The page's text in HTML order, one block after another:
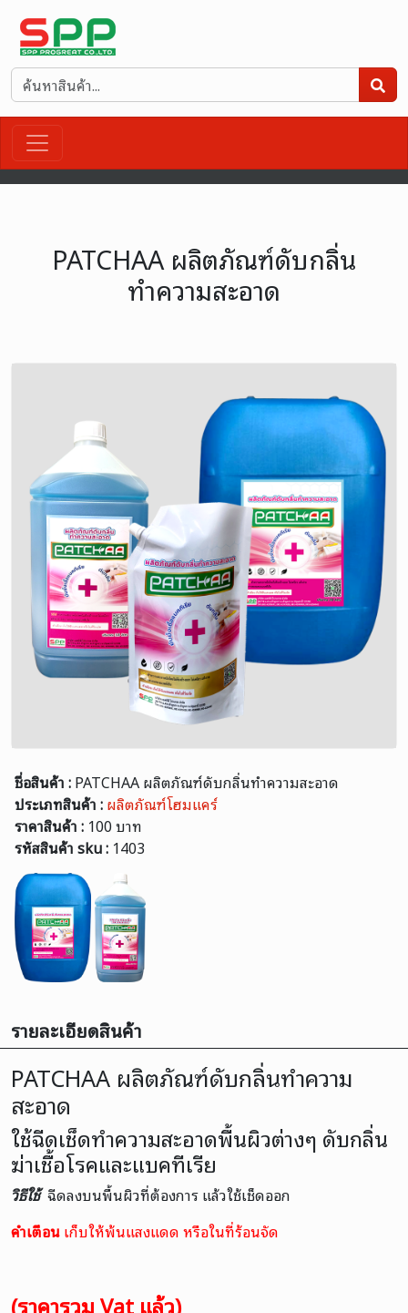
PATCHAA ผลิตภัณฑ์ดับกลิ่น
ทำความสะอาด
ชื่อสินค้า :PATCHAA ผลิตภัณฑ์ดับกลิ่นทำความสะอาด
ประเภทสินค้า :ผลิตภัณฑ์โฮมแคร์
ราคาสินค้า : 100 บาท
รหัสสินค้า sku : 1403
รายละเอียดสินค้า
PATCHAA ผลิตภัณฑ์ดับกลิ่นทำความ
สะอาด
ใช้ฉีดเช็ดทำความสะอาดพื้นผิวต่างๆ ดับกลิ่น
ฆ่าเชื้อโรคและแบคทีเรีย
วิธีใช้ฉีดลงบนพื้นผิวที่ต้องการ แล้วใช้เช็ดออก
คำเตือนเก็บให้พ้นแสงแดด หรือในที่ร้อนจัด
(ราคารวม Vat แล้ว)